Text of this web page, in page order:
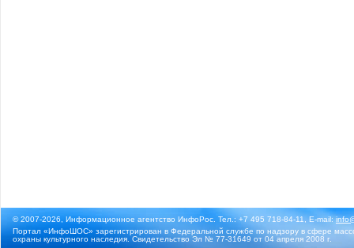
© 2007-2026, Информационное агентство ИнфоРос. Тел.: +7 495 718-84-11, E-mail:
Портал «ИнфоШОС» зарегистрирован в Федеральной службе по надзору в сфере
охраны культурного наследия. Свидетельство Эл № 77-31649 от 04 апреля 2008 г.